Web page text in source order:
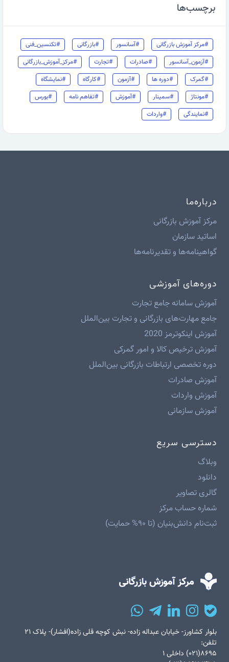
برچسب‌ها
#مرکز آموزش بازرگانی #آسانسور #بازرگانی
#تکنسین_فنی
#آزمون_آسانسور
#صادرات #تجارت
#مرکز_آموزش_بازرگانی
#گمرک
#دوره ها #آزمون #کارگاه
#نمایشگاه
#مونتاژ
#سمینار #آموزش #تفاهم نامه
#بورس
#نمایندگی
#واردات
درباره‌ما
مرکز آموزش بازرگانی
اساتید سازمان
گواهینامه‌ها و تقدیرنامه‌ها
دوره‌های آموزشی
آموزش سامانه جامع تجارت
جامع مهارت‌های بازرگانی و تجارت بین‌الملل
آموزش اینکوترمز 2020
آموزش ترخیص کالا و امور گمرکی
دوره تخصصی ارتباطات بازرگانی بین‌الملل
آموزش صادرات
آموزش واردات
آموزش سازمانی
دسترسی سریع
وبلاگ
دانلود
گالری تصاویر
شماره حساب مرکز
ثبت‌نام دانش‌بنیان (تا ۹۰% حمایت)
بلوار کشاورز- خیابان عبداله زاده- نبش کوچه قلی زاده(افشار)- پلاک ۲۱
تلفن:
۸۶۹۵(۰۲۱) داخلی ۱